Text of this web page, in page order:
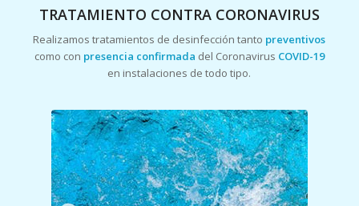
TRATAMIENTO CONTRA CORONAVIRUS
Realizamos tratamientos de desinfección tanto preventivos
como con presencia confirmada del Coronavirus COVID-19
en instalaciones de todo tipo.